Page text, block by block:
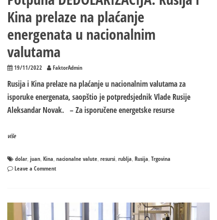
Kina prelaze na plaćanje
energenata u nacionalnim
valutama
19/11/2022 FaktorAdmin
Rusija i Kina prelaze na plaćanje u nacionalnim valutama za
isporuke energenata, saopštio je potpredsjednik Vlade Rusije
Aleksandar Novak. – Za isporučene energetske resurse
više
dolar, juan, Kina, nacionalne valute, resursi, rublja, Rusija, Trgovina
Leave a Commenton